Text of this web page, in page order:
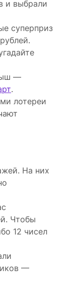
и выбрали
суперприз
—
.
лотереи
На них
Чтобы
12 чисел
—